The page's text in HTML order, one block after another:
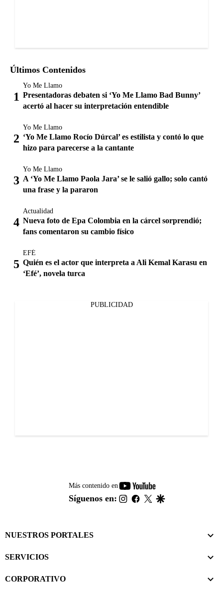
Últimos Contenidos
Yo Me Llamo
Presentadoras debaten si ‘Yo Me Llamo Bad Bunny’
acertó al hacer su interpretación entendible
Yo Me Llamo
‘Yo Me Llamo Rocío Dúrcal’ es estilista y contó lo que
hizo para parecerse a la cantante
Yo Me Llamo
A ‘Yo Me Llamo Paola Jara’ se le salió gallo; solo cantó
una frase y la pararon
Actualidad
Nueva foto de Epa Colombia en la cárcel sorprendió;
fans comentaron su cambio físico
EFÉ
Quién es el actor que interpreta a Ali Kemal Karasu en
‘Efé’, novela turca
PUBLICIDAD
Más contenido en
youtube-
footer
Síguenos en: instagram
facebook
twitter
NUESTROS PORTALES
SERVICIOS
CORPORATIVO